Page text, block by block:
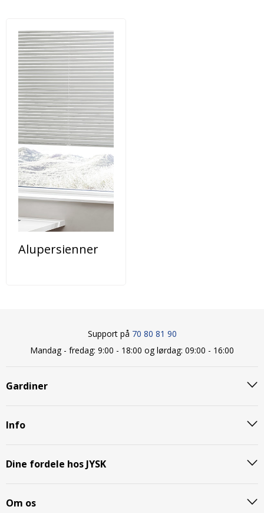
Alupersienner
Support på 70 80 81 90
Mandag - fredag: 9:00 - 18:00 og lørdag: 09:00 - 16:00
Gardiner
Info
Dine fordele hos JYSK
Om os